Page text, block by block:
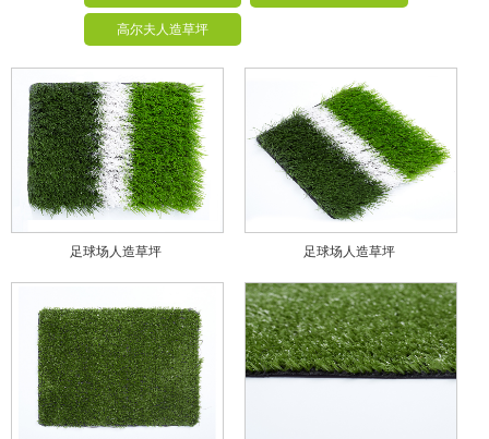
高尔夫人造草坪
足球场人造草坪 足球场人造草坪